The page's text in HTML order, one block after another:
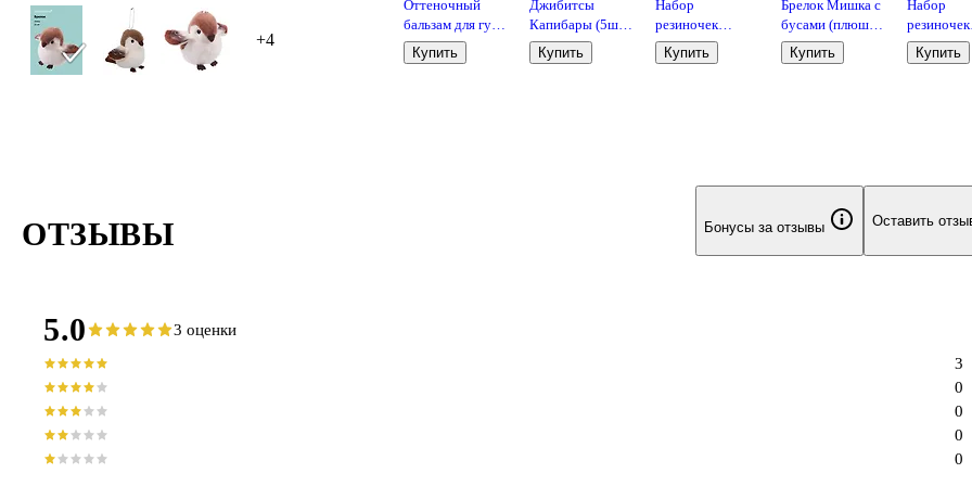
+4
Оттеночный
бальзам для губ
Двойной шоко
шейк (4,8г) (Eat
Купить
Джибитсы
Капибары (5шт)
(ПВХ) (12-
18031-202506-
Купить
Набор
резиночек
«Капибара и
кролик», 2
Купить
Брелок Мишка с
бусами (плюш)
(13см) (12-
191025-I48)
Купить
Набор
резиночек
Собачки
(пластик)
Купить
ОТЗЫВЫ Бонусы за отзывы Оставить
5.0 3 оценки
0
0
0
0
3